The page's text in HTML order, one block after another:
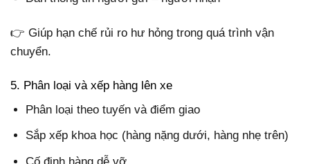
👉 Giúp hạn chế rủi ro hư hỏng trong quá trình vận
chuyển.
5. Phân loại và xếp hàng lên xe
Phân loại theo tuyến và điểm giao
Sắp xếp khoa học (hàng nặng dưới, hàng nhẹ trên)
Cố định hàng dễ vỡ